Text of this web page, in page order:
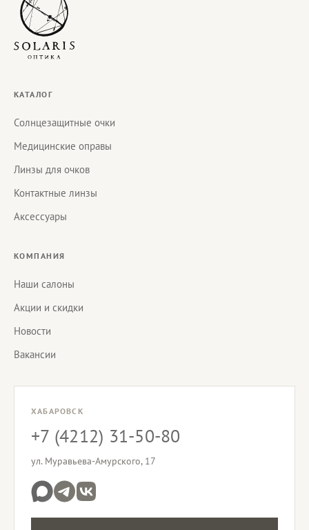
КАТАЛОГ
Солнцезащитные очки
Медицинские оправы
Линзы для очков
Контактные линзы
Аксессуары
КОМПАНИЯ
Наши салоны
Акции и скидки
Новости
Вакансии
ХАБАРОВСК
+7 (4212) 31-50-80
ул. Муравьева-Амурского, 17